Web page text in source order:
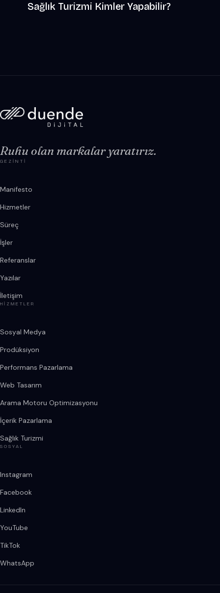
Sağlık Turizmi Kimler Yapabilir?
Ruhu olan markalar yaratırız.
GEZINTI
Manifesto
Hizmetler
Süreç
İşler
Referanslar
Yazılar
İletişim
HIZMETLER
Sosyal Medya
Prodüksiyon
Performans Pazarlama
Web Tasarım
Arama Motoru Optimizasyonu
İçerik Pazarlama
Sağlık Turizmi
SOSYAL
Instagram
Facebook
LinkedIn
YouTube
TikTok
WhatsApp